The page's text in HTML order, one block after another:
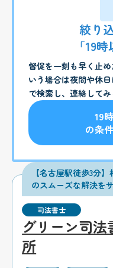
絞り
「19
督促を一刻も早く止
いう場合は夜間や休
で検索し、連絡してみ
19
の条
【名古屋駅徒歩3分
のスムーズな解決を
司法書士
グリーン司
所